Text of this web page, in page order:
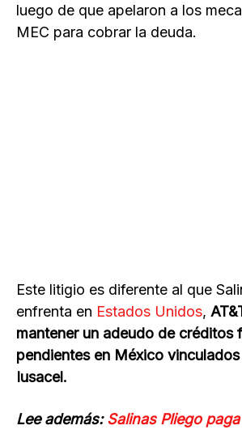
luego de que apelaron a los
MEC para cobrar la deuda.
Este litigio es diferente al que
enfrenta en Estados Unidos,
mantener un adeudo de créditos
pendientes en México
Iusacel.
Lee además:Salinas Pliego